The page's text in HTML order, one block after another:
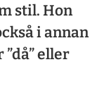
stil. Hon
i annan
eller